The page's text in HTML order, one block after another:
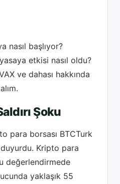
nasıl başlıyor?
etkisi nasıl oldu?
ve dahası hakkında
Şoku
para borsası BTCTurk
duyurdu. Kripto para
değerlendirmede
yaklaşık 55